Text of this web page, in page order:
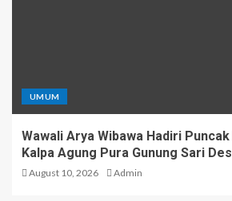
UMUM
Wawali Arya Wibawa Hadiri
Kalpa Agung Pura Gunung Sari
August 10, 2026 Admin